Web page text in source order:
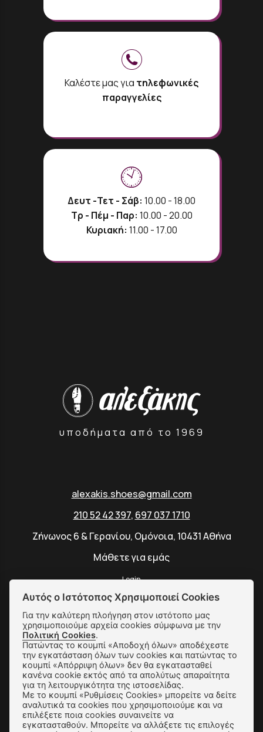
Καλέστε μας για τηλεφωνικές
παραγγελίες
Δευτ -Τετ - Σάβ: 10.00 - 18.00
Τρ - Πέμ - Παρ: 10.00 - 20.00
Κυριακή: 11.00 - 17.00
υποδήματα από το 1969
alexakis.shoes@gmail.com
210 52 42 397, 697 037 1710
Ζήνωνος 6 & Γερανίου, Ομόνοια, 10431 Αθήνα
Μάθετε για εμάς
Login
Αποστολές & Αλλαγές
Τρόποι Παραγγελίας & Πληρωμής
Όροι Χρήσης & Ασφάλεια
Αυτός ο Ιστότοπος Χρησιμοποιεί Cookies
Για την καλύτερη πλοήγηση στον ιστότοπο μας
χρησιμοποιούμε αρχεία cookies σύμφωνα με την
Πολιτική Cookies.
Πατώντας το κουμπί «Αποδοχή όλων» αποδέχεστε
την εγκατάσταση όλων των cookies και πατώντας το
κουμπί «Απόρριψη όλων» δεν θα εγκατασταθεί
κανένα cookie εκτός από τα απολύτως απαραίτητα
για τη λειτουργικότητα της ιστοσελίδας.
Με το κουμπί «Ρυθμίσεις Cookies» μπορείτε να δείτε
αναλυτικά τα cookies που χρησιμοποιούμε και να
επιλέξετε ποια cookies συναινείτε να
εγκατασταθούν. Μπορείτε να αλλάξετε τις επιλογές